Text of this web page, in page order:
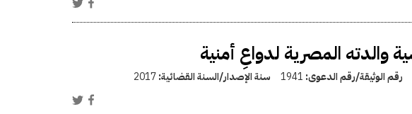
المصرية لدواعِ أمنية
رقم الوثيقة/رقم الدعوى: 1941 سنة الإصدار/السنة القضائية:2017